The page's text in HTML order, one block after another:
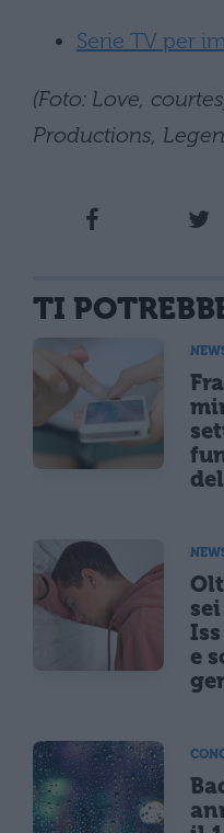
Serie TV per
(Foto: Love,
Productions,
TI
e